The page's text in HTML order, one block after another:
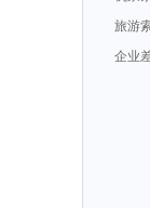
旅游
企业